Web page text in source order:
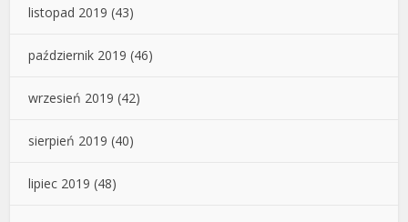
listopad 2019 (43)
październik 2019 (46)
wrzesień 2019 (42)
sierpień 2019 (40)
lipiec 2019 (48)